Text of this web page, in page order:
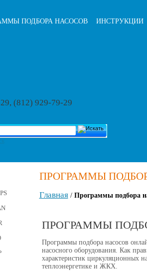
ПОДБОРА НАСОСОВ ИНСТРУКЦИИ
(812) 929-79-29
ПРОГРАММЫ
Главная/ Программы подбора
ПРОГРАММЫ
Программы подбора насосов
насосного оборудования. Как
характеристик циркуляционных
теплоэнергетике и ЖКХ.